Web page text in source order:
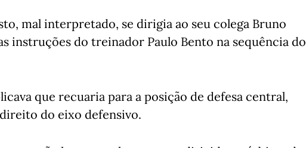
mal interpretado, se dirigia ao seu colega Bruno
instruções do treinador Paulo Bento na sequência do
que recuaria para a posição de defesa central,
do eixo defensivo.